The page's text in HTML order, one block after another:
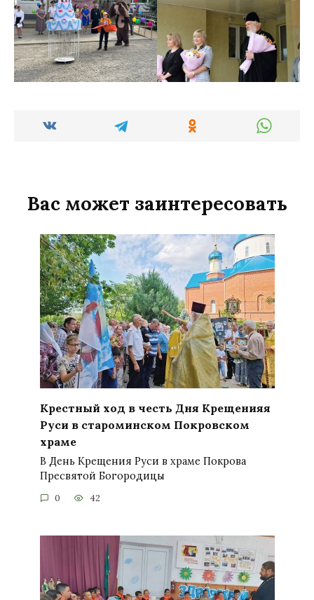
Вас может заинтересовать
Крестный ход в честь Дня Крещенияя
Руси в староминском Покровском
храме
В День Крещения Руси в храме Покрова
Пресвятой Богородицы
0 42